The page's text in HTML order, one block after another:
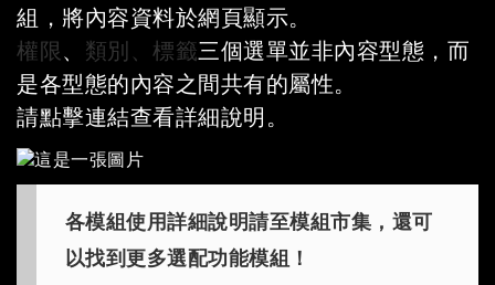
組，將內容資料於網頁顯示。
權限、 類別、標籤三個選單並非內容型態，而
是各型態的內容之間共有的屬性。
請點擊連結查看詳細說明。
各模組使用詳細說明請至模組市集，還可
以找到更多選配功能模組！